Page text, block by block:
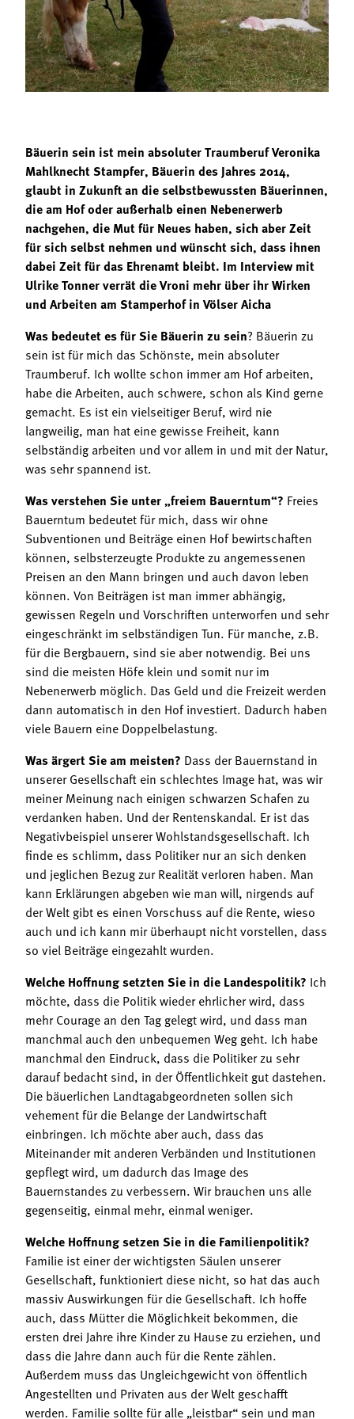
Mitgliedschaft
Landessekretariat
Bäuerliche Buffets
Hofgeschichten
Bäuerin sein ist mein absoluter Traumberuf Veronika
Mahlknecht Stampfer, Bäuerin des Jahres 2014,
glaubt in Zukunft an die selbstbewussten Bäuerinnen,
die am Hof oder außerhalb einen Nebenerwerb
nachgehen, die Mut für Neues haben, sich aber Zeit
für sich selbst nehmen und wünscht sich, dass ihnen
dabei Zeit für das Ehrenamt bleibt. Im Interview mit
Ulrike Tonner verrät die Vroni mehr über ihr Wirken
und Arbeiten am Stamperhof in Völser Aicha
Was bedeutet es für Sie Bäuerin zu sein? Bäuerin zu
sein ist für mich das Schönste, mein absoluter
Traumberuf. Ich wollte schon immer am Hof arbeiten,
habe die Arbeiten, auch schwere, schon als Kind gerne
gemacht. Es ist ein vielseitiger Beruf, wird nie
langweilig, man hat eine gewisse Freiheit, kann
selbständig arbeiten und vor allem in und mit der Natur,
was sehr spannend ist.
Was verstehen Sie unter „freiem Bauerntum“? Freies
Bauerntum bedeutet für mich, dass wir ohne
Subventionen und Beiträge einen Hof bewirtschaften
können, selbsterzeugte Produkte zu angemessenen
Preisen an den Mann bringen und auch davon leben
können. Von Beiträgen ist man immer abhängig,
gewissen Regeln und Vorschriften unterworfen und sehr
eingeschränkt im selbständigen Tun. Für manche, z.B.
für die Bergbauern, sind sie aber notwendig. Bei uns
sind die meisten Höfe klein und somit nur im
Nebenerwerb möglich. Das Geld und die Freizeit werden
dann automatisch in den Hof investiert. Dadurch haben
viele Bauern eine Doppelbelastung.
Was ärgert Sie am meisten? Dass der Bauernstand in
unserer Gesellschaft ein schlechtes Image hat, was wir
meiner Meinung nach einigen schwarzen Schafen zu
verdanken haben. Und der Rentenskandal. Er ist das
Negativbeispiel unserer Wohlstandsgesellschaft. Ich
finde es schlimm, dass Politiker nur an sich denken
und jeglichen Bezug zur Realität verloren haben. Man
kann Erklärungen abgeben wie man will, nirgends auf
der Welt gibt es einen Vorschuss auf die Rente, wieso
auch und ich kann mir überhaupt nicht vorstellen, dass
so viel Beiträge eingezahlt wurden.
Welche Hoffnung setzten Sie in die Landespolitik? Ich
möchte, dass die Politik wieder ehrlicher wird, dass
mehr Courage an den Tag gelegt wird, und dass man
manchmal auch den unbequemen Weg geht. Ich habe
manchmal den Eindruck, dass die Politiker zu sehr
darauf bedacht sind, in der Öffentlichkeit gut dastehen.
Die bäuerlichen Landtagabgeordneten sollen sich
vehement für die Belange der Landwirtschaft
einbringen. Ich möchte aber auch, dass das
Miteinander mit anderen Verbänden und Institutionen
gepflegt wird, um dadurch das Image des
Bauernstandes zu verbessern. Wir brauchen uns alle
gegenseitig, einmal mehr, einmal weniger.
Welche Hoffnung setzen Sie in die Familienpolitik?
Familie ist einer der wichtigsten Säulen unserer
Gesellschaft, funktioniert diese nicht, so hat das auch
massiv Auswirkungen für die Gesellschaft. Ich hoffe
auch, dass Mütter die Möglichkeit bekommen, die
ersten drei Jahre ihre Kinder zu Hause zu erziehen, und
dass die Jahre dann auch für die Rente zählen.
Außerdem muss das Ungleichgewicht von öffentlich
Angestellten und Privaten aus der Welt geschafft
werden. Familie sollte für alle „leistbar“ sein und man